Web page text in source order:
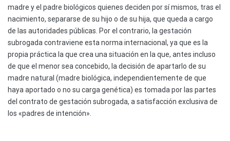
madre y el padre biológicos quienes deciden por sí mismos, tras el
nacimiento, separarse de su hijo o de su hija, que queda a cargo
de las autoridades públicas. Por el contrario, la gestación
subrogada contraviene esta norma internacional, ya que es la
propia práctica la que crea una situación en la que, antes incluso
de que el menor sea concebido, la decisión de apartarlo de su
madre natural (madre biológica, independientemente de que
haya aportado o no su carga genética) es tomada por las partes
del contrato de gestación subrogada, a satisfacción exclusiva de
los «padres de intención».